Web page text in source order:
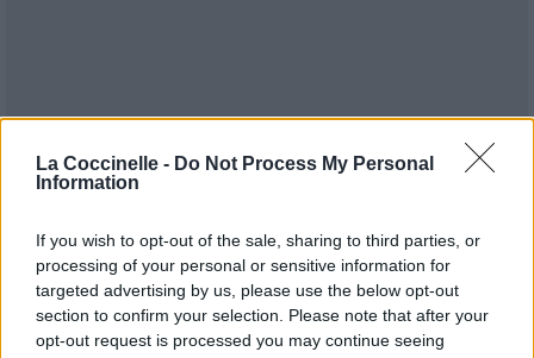
La Coccinelle - Do Not Process My Personal
Information
If you wish to opt-out of the sale, sharing to third parties, or
processing of your personal or sensitive information for
targeted advertising by us, please use the below opt-out
section to confirm your selection. Please note that after your
opt-out request is processed you may continue seeing
Publié par KCheu 55178 3 4 6 le 5 avril 2022 à 7h10.
Chanteurs : Billie Eilish,FINNEAS